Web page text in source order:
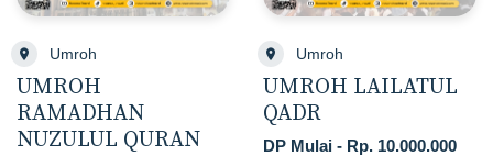
Umroh
UMROH
RAMADHAN
NUZULUL QURAN
Umroh
UMROH LAILATUL
QADR
DP Mulai - Rp. 10.000.000